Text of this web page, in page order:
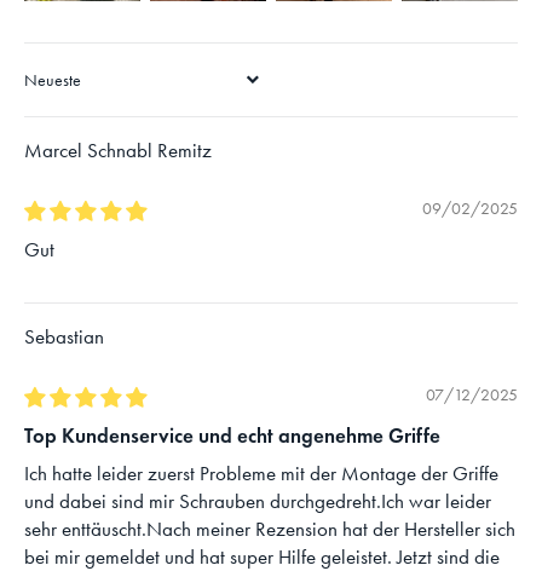
SORT BY
Marcel Schnabl Remitz
09/02/2025
Gut
Sebastian
07/12/2025
Top Kundenservice und echt angenehme Griffe
Ich hatte leider zuerst Probleme mit der Montage der Griffe
und dabei sind mir Schrauben durchgedreht.Ich war leider
sehr enttäuscht.Nach meiner Rezension hat der Hersteller sich
bei mir gemeldet und hat super Hilfe geleistet. Jetzt sind die